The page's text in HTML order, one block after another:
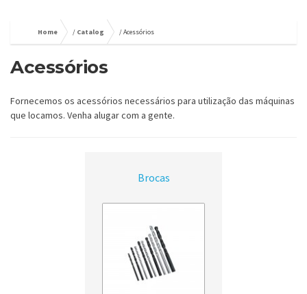
Home / Catalog / Acessórios
Acessórios
Fornecemos os acessórios necessários para utilização das máquinas
que locamos. Venha alugar com a gente.
Brocas